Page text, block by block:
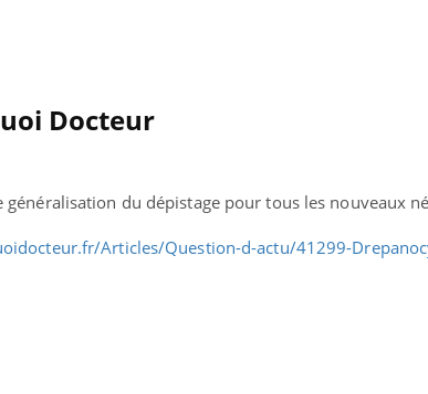
Docteur
généralisation du dépistage pour tous les nouveaux
Articles/Question-d-actu/41299-